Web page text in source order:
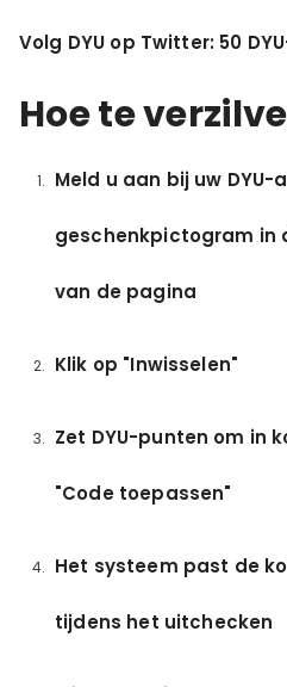
Volg DYU op Twitter: 50
Hoe te
Meld u aan bij uw
geschenkpictogram in
van de pagina
Klik op "Inwisselen"
Zet DYU-punten om in
"Code toepassen"
Het systeem past de
tijdens het uitchecken